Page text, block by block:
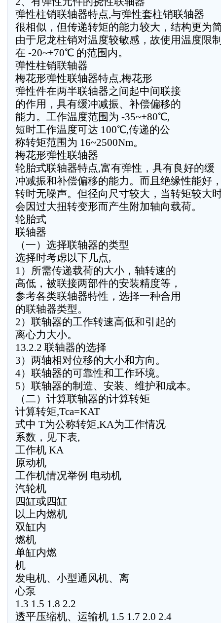
弹性柱销联轴器特点,与弹性套柱销联轴器
很相似，但传递转矩的能力较大，结构更为
由于尼龙柱销对温度较敏感，故使用温度限
在 -20~+70℃ 的范围内。
弹性柱销联轴器
梅花形弹性联轴器特点,梅花形
弹性件在两半联轴器之间起中间联接
的作用，具有缓冲减振、补偿偏移的
能力。工作温度范围为 -35~+80℃,
短时工作温度可达 100℃,传递的公
称转矩范围为 16~2500Nm。
梅花形弹性联轴器
轮胎式联轴器特点,富有弹性，具有良好的缓
冲减振和补偿偏移的能力。而且绝缘性能好
转时无噪声。但径向尺寸较大，当转矩较大
会因过大扭转变形而产生附加轴向载荷。
轮胎式
联轴器
（一）选择联轴器的类型
选择时考虑以下几点,
1）所需传递载荷的大小，轴转速的
高低，被联接两部件的安装精度等，
参考各类联轴器特性，选择一种合用
的联轴器类型。
2）联轴器的工作转速高低和引起的
离心力大小。
13.2.2 联轴器的选择
3）两轴相对位移的大小和方向。
4）联轴器的可靠性和工作环境。
5）联轴器的制造、安装、维护和成本。
（二）计算联轴器的计算转矩
计算转矩,Tca=KAT
式中 T为公称转矩,KA为工作情况
系数，见下表,
工作机 KA
原动机
工作机情况举例 电动机
汽轮机
四缸或四缸
以上内燃机
双缸内
燃机
单缸内燃
机
发电机、小型通风机、离
心泵
1.3 1.5 1.8 2.2
透平压缩机、运输机 1.5 1.7 2.0 2.4